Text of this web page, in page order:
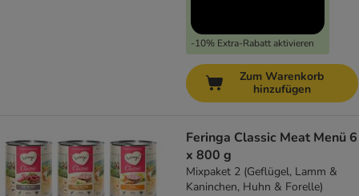
-10% Extra-Rabatt aktivieren
Zum Warenkorb
hinzufügen
Feringa Classic Meat Menü 6
x 800 g
Mixpaket 2 (Geflügel, Lamm &
Kaninchen, Huhn & Forelle)